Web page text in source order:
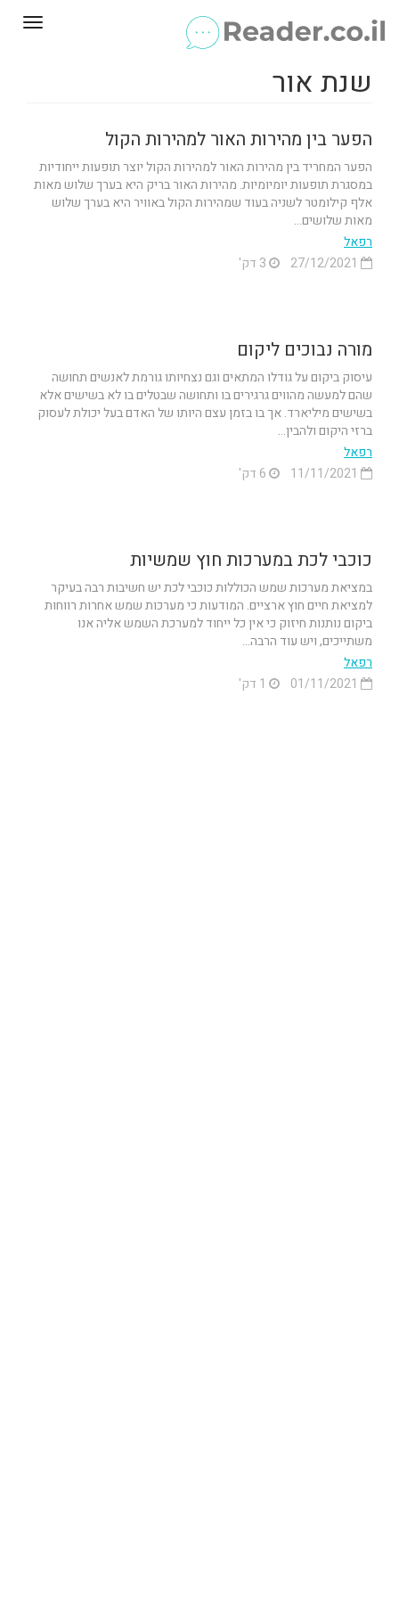
שנת אור
הפער בין מהירות האור למהירות הקול
הפער המחריד בין מהירות האור למהירות הקול יוצר תופעות ייחודיות
במסגרת תופעות יומיומיות. מהירות האור בריק היא בערך שלוש מאות
אלף קילומטר לשניה בעוד שמהירות הקול באוויר היא בערך שלוש
מאות שלושים...
רפאל
מורה נבוכים ליקום
עיסוק ביקום על גודלו המתאים וגם נצחיותו גורמת לאנשים תחושה
שהם למעשה מהווים גרגירים בו ותחושה שבטלים בו לא בשישים אלא
בשישים מיליארד. אך בו בזמן עצם היותו של האדם בעל יכולת לעסוק
ברזי היקום ולהבין...
רפאל
כוכבי לכת במערכות חוץ שמשיות
במציאת מערכות שמש הכוללות כוכבי לכת יש חשיבות רבה בעיקר
למציאת חיים חוץ ארציים. המודעות כי מערכות שמש אחרות רווחות
ביקום נותנות חיזוק כי אין כל ייחוד למערכת השמש אליה אנו
משתייכים, ויש עוד הרבה...
רפאל